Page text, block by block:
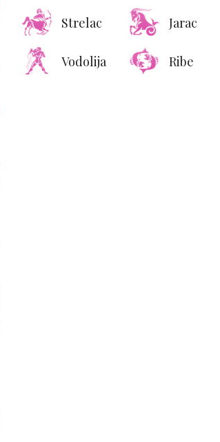
Strelac Jarac
Vodolija Ribe